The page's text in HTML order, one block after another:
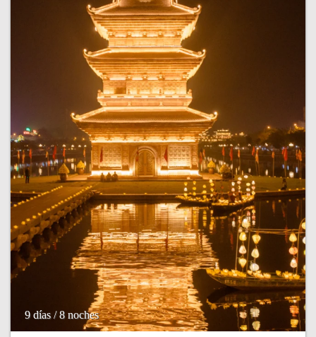
9 días / 8 noches